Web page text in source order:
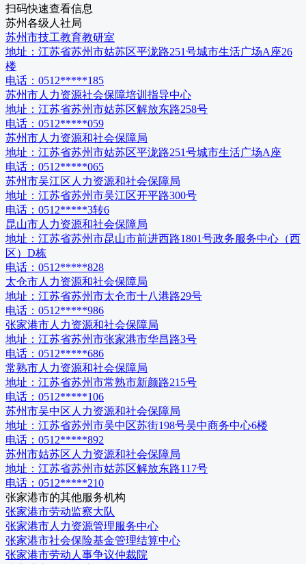
扫码快速查看信息
苏州各级 人社局
苏州市技工教育教研室
地址： 江苏省苏州市姑苏区平泷路251号城市生活广场A座26
楼
电话： 0512*****185
苏州市人力资源社会保障培训指导中心
地址： 江苏省苏州市姑苏区解放东路258号
电话： 0512*****059
苏州市人力资源和社会保障局
地址： 江苏省苏州市姑苏区平泷路251号城市生活广场A座
电话： 0512*****065
苏州市吴江区人力资源和社会保障局
地址： 江苏省苏州市吴江区开平路300号
电话： 0512*****3转6
昆山市人力资源和社会保障局
地址： 江苏省苏州市昆山市前进西路1801号政务服务中心（西
区）D栋
电话： 0512*****828
太仓市人力资源和社会保障局
地址： 江苏省苏州市太仓市十八港路29号
电话： 0512*****986
张家港市人力资源和社会保障局
地址： 江苏省苏州市张家港市华昌路3号
电话： 0512*****686
常熟市人力资源和社会保障局
地址： 江苏省苏州市常熟市新颜路215号
电话： 0512*****106
苏州市吴中区人力资源和社会保障局
地址： 江苏省苏州市吴中区苏街198号吴中商务中心6楼
电话： 0512*****892
苏州市姑苏区人力资源和社会保障局
地址： 江苏省苏州市姑苏区解放东路117号
电话： 0512*****210
张家港市的其他服务机构
张家港市劳动监察大队
张家港市人力资源管理服务中心
张家港市社会保险基金管理结算中心
张家港市劳动人事争议仲裁院